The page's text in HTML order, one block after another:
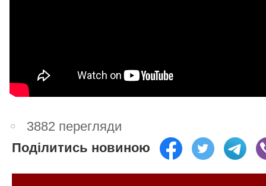
3882 перегляди
Поділитись новиною